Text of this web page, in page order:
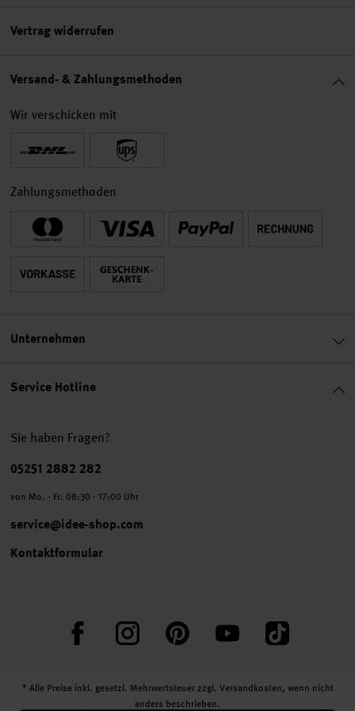
Service Hotline
Sie haben Fragen?
Telefonnummer
05251 2882 282
von Mo. - Fr. 08:30 - 17:00 Uhr
service@idee-shop.com
Kontaktformular
FacebookInstagram PinterestYouTube TikTok
Vertrag widerrufen
Versand- & Zahlungsmethoden
Wir verschicken mit
Zahlungsmethoden
Unternehmen
* Alle Preise inkl. gesetzl. Mehrwertsteuer zzgl. Versandkosten, wenn nicht
anders beschrieben.